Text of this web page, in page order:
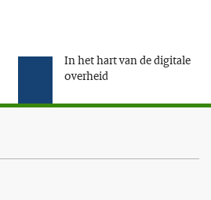
In het hart van de digitale
overheid